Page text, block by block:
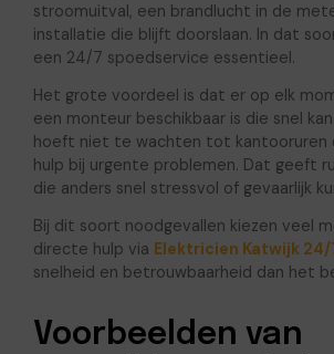
stroomuitval, een brandlucht in de
installatie die blijft doorslaan. In dat
een 24/7 spoedservice essentieel.
Het grote voordeel is dat er op elk
een monteur beschikbaar is die snel
hoeft niet te wachten tot kantooruren
hulp bij urgente problemen. Dat geeft
die anders snel stressvol of gevaarlijk
Bij dit soort noodgevallen kiezen veel
directe hulp via Elektricien Katwijk 24/
snelheid en betrouwbaarheid dan het
Voorbeelden van